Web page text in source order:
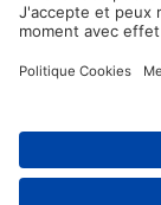
France